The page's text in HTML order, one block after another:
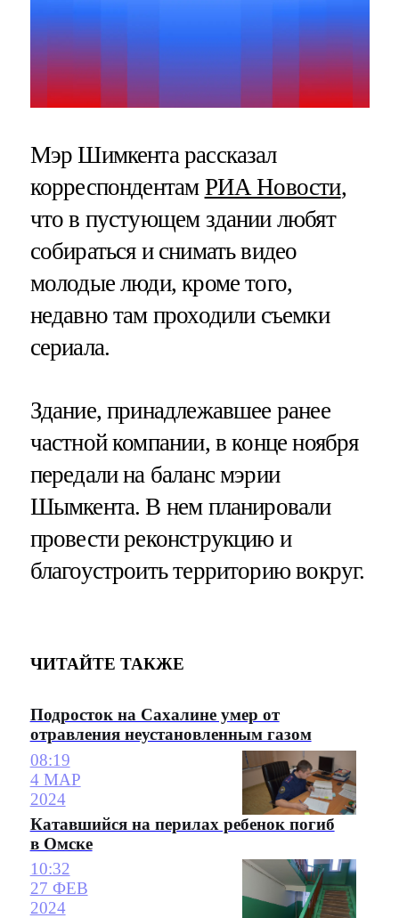
Мэр Шимкента рассказал
корреспондентам РИА Новости,
что в пустующем здании любят
собираться и снимать видео
молодые люди, кроме того,
недавно там проходили съемки
сериала.
Здание, принадлежавшее ранее
частной компании, в конце ноября
передали на баланс мэрии
Шымкента. В нем планировали
провести реконструкцию и
благоустроить территорию вокруг.
ЧИТАЙТЕ ТАКЖЕ
Подросток на Сахалине умер от
отравления неустановленным газом
08:19
4 МАР
2024
Катавшийся на перилах ребенок погиб
в Омске
10:32
27 ФЕВ
2024